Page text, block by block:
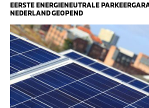
EERSTE ENERGIENEUTRALE
NEDERLAND GEOPEND